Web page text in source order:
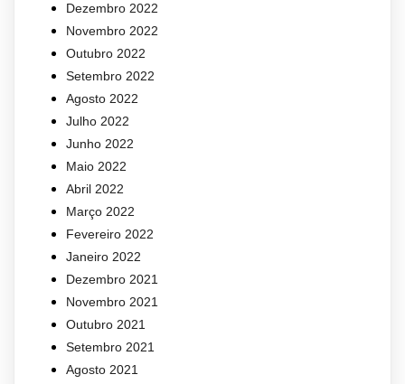
Dezembro 2022
Novembro 2022
Outubro 2022
Setembro 2022
Agosto 2022
Julho 2022
Junho 2022
Maio 2022
Abril 2022
Março 2022
Fevereiro 2022
Janeiro 2022
Dezembro 2021
Novembro 2021
Outubro 2021
Setembro 2021
Agosto 2021